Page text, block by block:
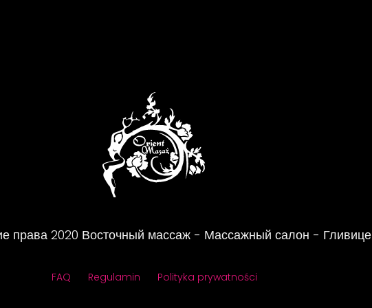
права2020 Восточный массаж - Массажный салон - Гливице
FAQ Regulamin Polityka prywatności